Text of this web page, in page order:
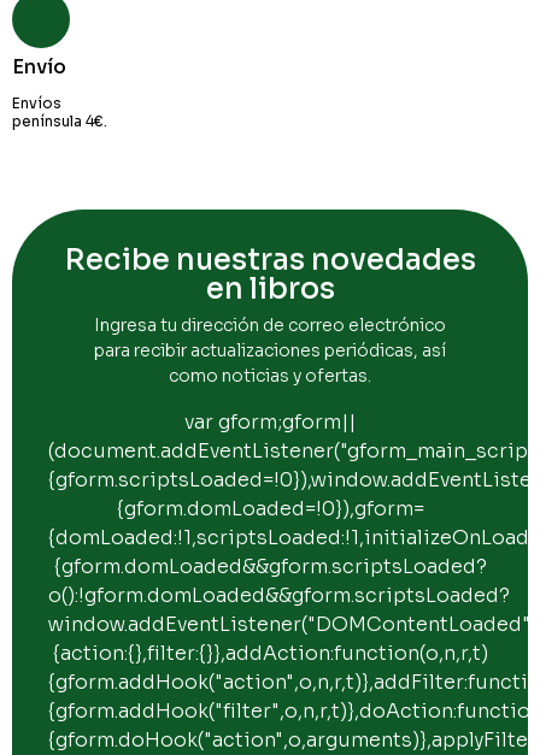
Envío
Envíos
península 4€.
Recibe nuestras novedades
en libros
Ingresa tu dirección de correo electrónico
para recibir actualizaciones periódicas, así
como noticias y ofertas.
var gform;gform||
{gform.domLoaded=!0}),gform=
{gform.domLoaded&&gform.scriptsLoaded?
o():!gform.domLoaded&&gform.scriptsLoaded?
{action:{},filter:{}},addAction:function(o,n,r,t)